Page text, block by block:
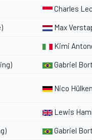
Charles
Max
Kimi
Gabriel
Nico
Lewis
Gabriel